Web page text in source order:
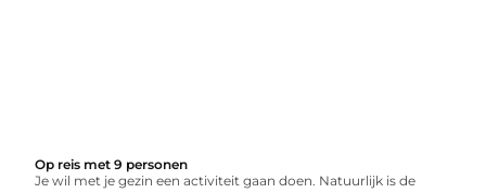
Op reis met 9 personen
Je wil met je gezin een activiteit gaan doen. Natuurlijk is de